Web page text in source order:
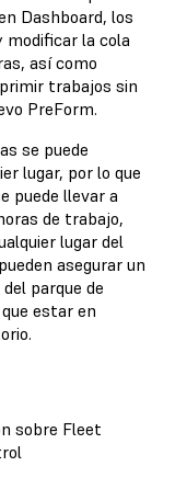
Dashboard, los
modificar la cola
así como
trabajos sin
PreForm.
se puede
lugar, por lo que
puede llevar a
de trabajo,
lugar del
asegurar un
parque de
estar en
sobre Fleet